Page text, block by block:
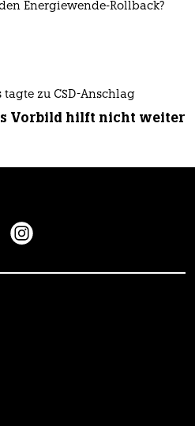
Energiewende-Rollback?
tagte zu CSD-Anschlag
Vorbild hilft nicht weiter